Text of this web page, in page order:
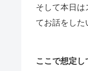
そして本日
てお話をした
ここで想定し